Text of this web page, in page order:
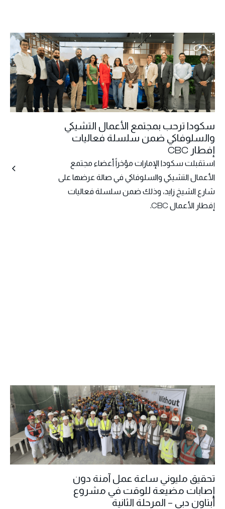
سكودا ترحب بمجتمع الأعمال التشيكي
والسلوفاكي ضمن سلسلة فعاليات
إفطار CBC
استقبلت سكودا الإمارات مؤخراً أعضاء مجتمع
الأعمال التشيكي والسلوفاكي في صالة عرضها على
شارع الشيخ زايد، وذلك ضمن سلسلة فعاليات
إفطار الأعمال CBC.
تحقيق مليوني ساعة عمل آمنة دون
إصابات مضيعة للوقت في مشروع
أبتاون دبي – المرحلة الثانية